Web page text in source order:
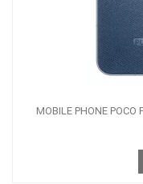
MOBILE PHONE